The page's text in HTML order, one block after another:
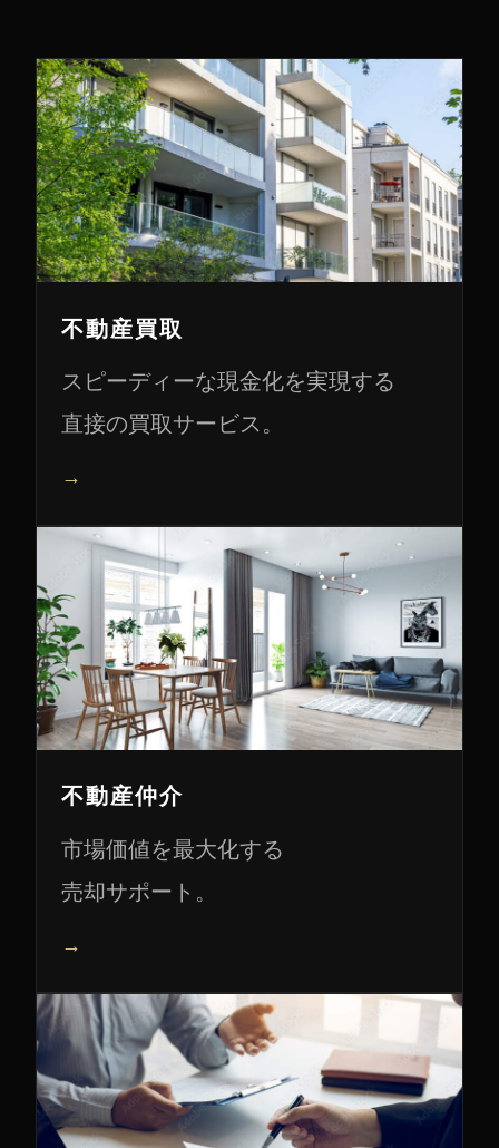
不動産買取
スピーディーな現金化を実現する
直接の買取サービス。
→
不動産仲介
市場価値を最大化する
売却サポート。
→